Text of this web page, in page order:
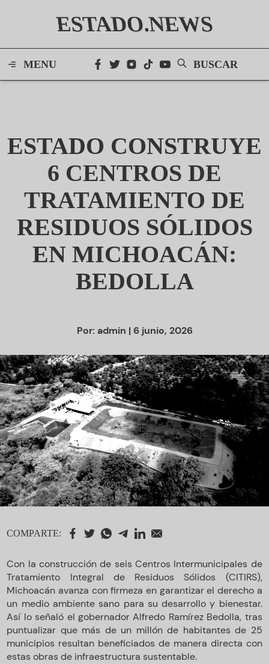
ESTADO.NEWS
MENU BUSCAR
ESTADO CONSTRUYE
6 CENTROS DE
TRATAMIENTO DE
RESIDUOS SÓLIDOS
EN MICHOACÁN:
BEDOLLA
Por: admin | 6 junio, 2026
COMPARTE:
Con la construcción de seis Centros Intermunicipales de
Tratamiento Integral de Residuos Sólidos (CITIRS),
Michoacán avanza con firmeza en garantizar el derecho a
un medio ambiente sano para su desarrollo y bienestar.
Así lo señaló el gobernador Alfredo Ramírez Bedolla, tras
puntualizar que más de un millón de habitantes de 25
municipios resultan beneficiados de manera directa con
estas obras de infraestructura sustentable.